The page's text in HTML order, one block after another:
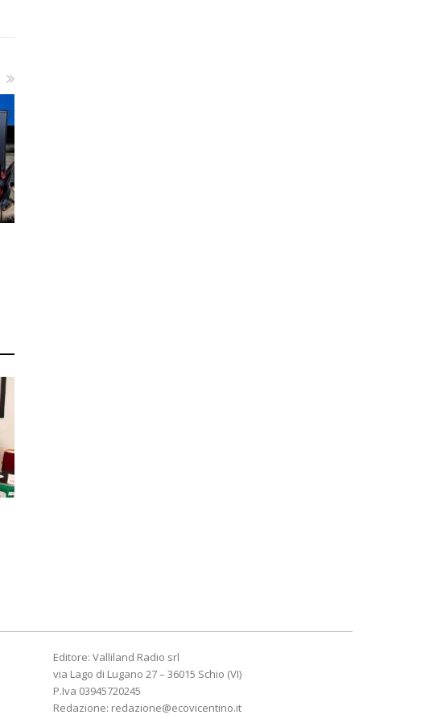
Editore: Valliland Radio srl
via Lago di Lugano 27 – 36015 Schio (VI)
P.Iva 03945720245
Redazione: redazione@ecovicentino.it